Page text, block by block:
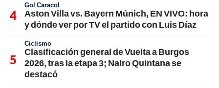
Gol Caracol
Aston Villa vs. Bayern Múnich, EN VIVO: hora
y dónde ver por TV el partido con Luis Díaz
Ciclismo
Clasificación general de Vuelta a Burgos
2026, tras la etapa 3; Nairo Quintana se
destacó